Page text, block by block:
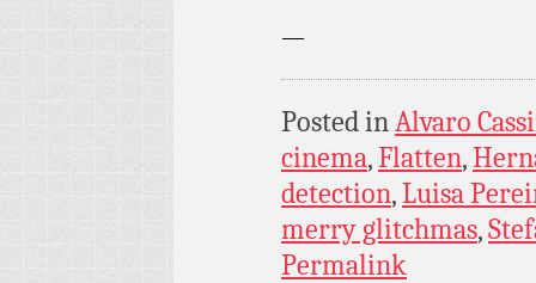
—
Posted inAlvaro
cinema,Flatten,
detection,Luisa
merry glitchmas,
Permalink